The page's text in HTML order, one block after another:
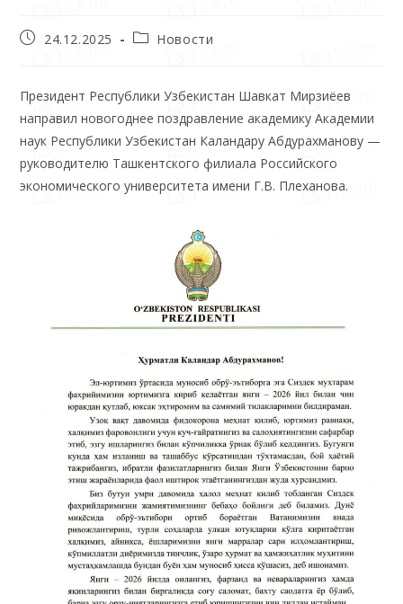
24.12.2025 Новости
Президент Республики Узбекистан Шавкат Мирзиёев
направил новогоднее поздравление академику Академии
наук Республики Узбекистан Каландару Абдурахманову —
руководителю Ташкентского филиала Российского
экономического университета имени Г.В. Плеханова.